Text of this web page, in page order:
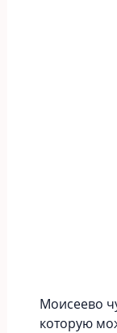
Моисеево
которую